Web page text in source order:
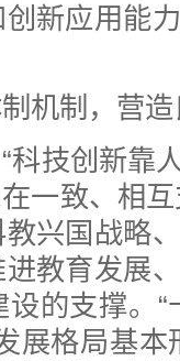
新应用能
制，营造
技创新靠
一致、相
兴国战略
教育发展
的支撑。“
展格局基本